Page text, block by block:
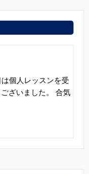
個人レッスンを受
ざいました。 合気